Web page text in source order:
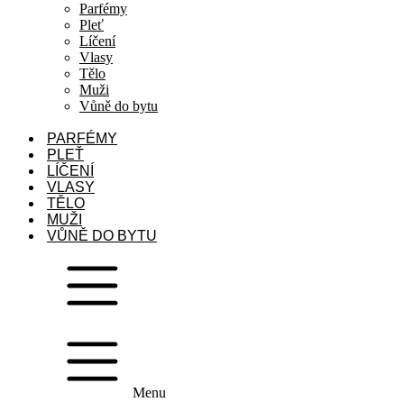
Parfémy
Pleť
Líčení
Vlasy
Tělo
Muži
Vůně do bytu
PARFÉMY
PLEŤ
LÍČENÍ
VLASY
TĚLO
MUŽI
VŮNĚ DO BYTU
Menu